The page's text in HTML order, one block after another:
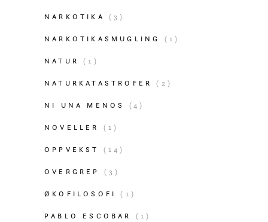
NARKOTIKA (3)
NARKOTIKASMUGLING (1)
NATUR (1)
NATURKATASTROFER (2)
NI UNA MENOS (4)
NOVELLER (1)
OPPVEKST (14)
OVERGREP (3)
ØKOFILOSOFI (1)
PABLO ESCOBAR (1)